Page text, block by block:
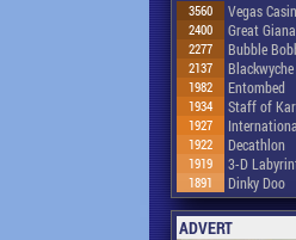
3560 Vegas
2400 Great
2277 Bubble
2137 Blackwyche
1982 Entombed
1934 Staff of
1927
1922 Decathlon
1919 3-D
1891 Dinky Doo
ADVERT